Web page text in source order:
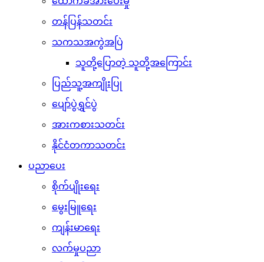
တန်ပြန်သတင်း
သကသအကွဲအပြဲ
သူတို့ပြောတဲ့ သူတို့အကြောင်း
ပြည်သူ့အကျိုးပြု
ပျော်ပွဲရွှင်ပွဲ
အားကစားသတင်း
နိုင်ငံတကာသတင်း
ပညာပေး
စိုက်ပျိုးရေး
မွေးမြူရေး
ကျန်းမာရေး
လက်မှုပညာ